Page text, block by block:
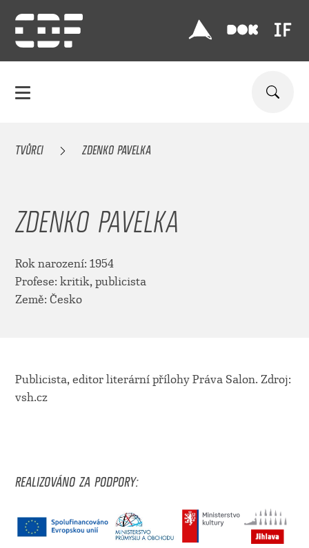
TVŮRCI ZDENKO PAVELKA
ZDENKO PAVELKA
Rok narození: 1954
Profese: kritik, publicista
Země: Česko
Publicista, editor literární přílohy Práva Salon. Zdroj:
vsh.cz
REALIZOVÁNO ZA PODPORY: